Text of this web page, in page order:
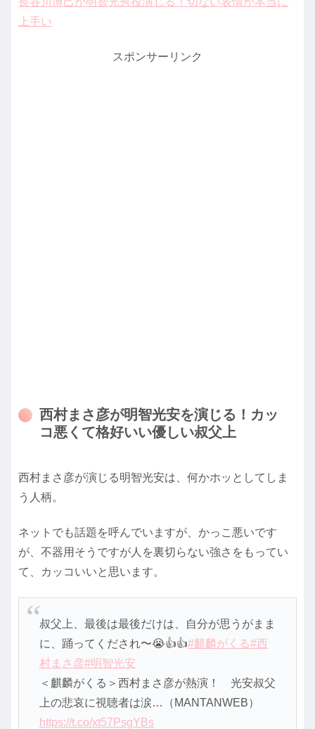
上手い
スポンサーリンク
西村まさ彦が明智光安を演じる！カッ
コ悪くて格好いい優しい叔父上
西村まさ彦が演じる明智光安は、何かホッとしてしま
う人柄。
ネットでも話題を呼んでいますが、かっこ悪いです
が、不器用そうですが人を裏切らない強さをもってい
て、カッコいいと思います。
叔父上、最後は最後だけは、自分が思うがまま
に、踊ってくだされ〜😭👍👍#麒麟がくる#西
村まさ彦#明智光安
＜麒麟がくる＞西村まさ彦が熱演！ 光安叔父
上の悲哀に視聴者は涙…（MANTANWEB）
https://t.co/xt57PsgYBs